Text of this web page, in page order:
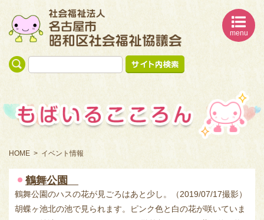
誰もが安心して 暮らすことのできる 地域福祉の実現
menu
HOME イベント情報
鶴舞公園
鶴舞公園のハスの花が見ごろはあと少し。（2019/07/17撮影）
胡蝶ヶ池北の池で見られます。ピンク色と白の花が咲いていま